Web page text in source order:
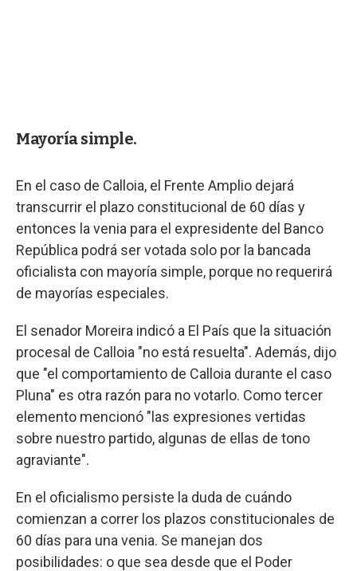
Mayoría simple.
En el caso de Calloia, el Frente Amplio dejará
transcurrir el plazo constitucional de 60 días y
entonces la venia para el expresidente del Banco
República podrá ser votada solo por la bancada
oficialista con mayoría simple, porque no requerirá
de mayorías especiales.
El senador Moreira indicó a El País que la situación
procesal de Calloia "no está resuelta". Además, dijo
que "el comportamiento de Calloia durante el caso
Pluna" es otra razón para no votarlo. Como tercer
elemento mencionó "las expresiones vertidas
sobre nuestro partido, algunas de ellas de tono
agraviante".
En el oficialismo persiste la duda de cuándo
comienzan a correr los plazos constitucionales de
60 días para una venia. Se manejan dos
posibilidades: o que sea desde que el Poder